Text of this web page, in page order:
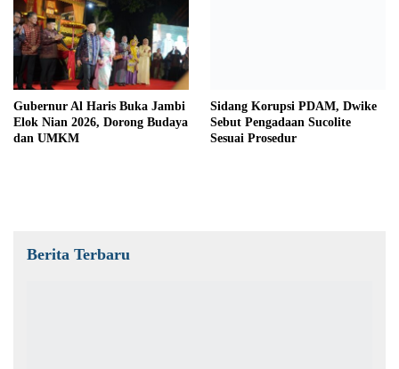
Gubernur Al Haris Buka Jambi
Elok Nian 2026, Dorong Budaya
dan UMKM
Sidang Korupsi PDAM, Dwike
Sebut Pengadaan Sucolite
Sesuai Prosedur
Berita Terbaru